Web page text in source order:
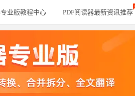
业版教程中心 PDF阅读器最新资讯推荐